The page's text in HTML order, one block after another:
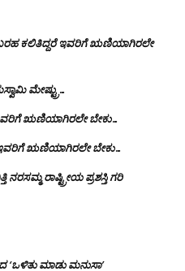
ಕಲಿತಿದ್ದರೆ ಇವರಿಗೆ ಋಣಿಯಾಗಿರಲೇ
ಮೇಷ್ಟ್ರು…
ಋಣಿಯಾಗಿರಲೇ ಬೇಕು…
ಋಣಿಯಾಗಿರಲೇ ಬೇಕು…
ನರಸಮ್ಮ‌ ರಾಷ್ಟ್ರೀಯ ಪ್ರಶಸ್ತಿ ಗರಿ
ಮಾಡು ಮನುಸಾ’